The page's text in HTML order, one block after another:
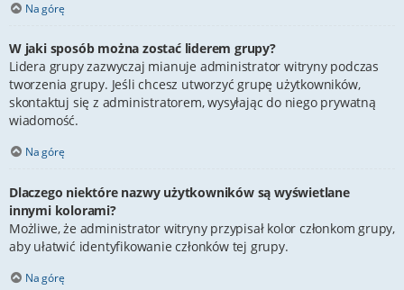
Na górę
W jaki sposób można zostać liderem grupy?
Lidera grupy zazwyczaj mianuje administrator witryny podczas
tworzenia grupy. Jeśli chcesz utworzyć grupę użytkowników,
skontaktuj się z administratorem, wysyłając do niego prywatną
wiadomość.
Na górę
Dlaczego niektóre nazwy użytkowników są wyświetlane
innymi kolorami?
Możliwe, że administrator witryny przypisał kolor członkom grupy,
aby ułatwić identyfikowanie członków tej grupy.
Na górę